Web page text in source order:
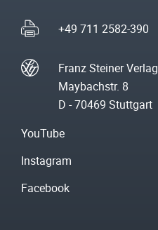
+49 711 2582-390
Franz Steiner Verlag
Maybachstr. 8
D - 70469 Stuttgart
YouTube
Instagram
Facebook